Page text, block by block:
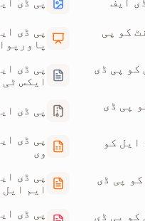
کو پی
کو پی ڈی
پی ڈی
ایل کو
پی ڈی
کو پی ڈی
پی ڈی
پی ڈی
ایکس ٹی
پی ڈی
پی ڈی
وی
پی ڈی
ایم ایل
پی ڈی